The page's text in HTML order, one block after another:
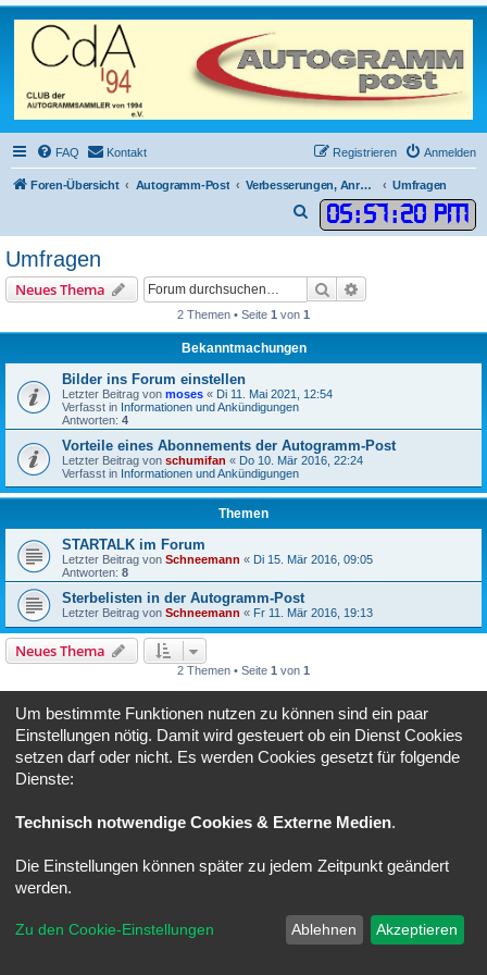
FAQ Kontakt Anmelden
Registrieren
Foren-Übersicht Autogramm-Post Verbesserungen, Anregungen, Wünsche, Abstimmungen Umfragen
05:57:20 PM
u
h
Umfragen
Neues Thema Suche
2 Themen • Seite 1 von 1
Bekanntmachungen
Bilder ins Forum einstellen
Letzter Beitrag von moses « Di 11. Mai 2021, 12:54
Verfasst in Informationen und Ankündigungen
Antworten: 4
Vorteile eines Abonnements der Autogramm-Post
Letzter Beitrag von schumifan « Do 10. Mär 2016, 22:24
Verfasst in Informationen und Ankündigungen
Themen
STARTALK im Forum
Letzter Beitrag von Schneemann « Di 15. Mär 2016, 09:05
Antworten: 8
Sterbelisten in der Autogramm-Post
Letzter Beitrag von Schneemann « Fr 11. Mär 2016, 19:13
Neues Thema
2 Themen • Seite 1 von 1
Gehe zu
BERECHTIGUNGEN IN DIESEM FORUM
Du darfstkeine
Du darfstkeine
Du darfst deine Beiträge in diesem Forumnicht löschen.
Datenschutz| Nutzungsbedingungen
Um bestimmte Funktionen nutzen zu können sind ein paar
Einstellungen nötig. Damit wird gesteuert ob ein Dienst Cookies
setzen darf oder nicht. Es werden Cookies gesetzt für folgende
Dienste:
Technisch notwendige Cookies & Externe Medien.
Die Einstellungen können später zu jedem Zeitpunkt geändert
werden.
Zu den Cookie-Einstellungen Ablehnen Akzeptieren